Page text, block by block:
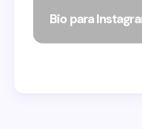
Bio para